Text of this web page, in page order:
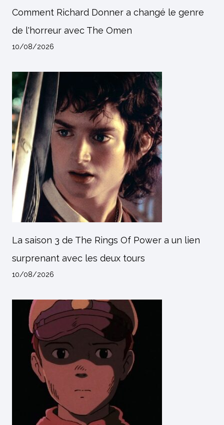
Comment Richard Donner a changé le genre
de l'horreur avec The Omen
10/08/2026
La saison 3 de The Rings Of Power a un lien
surprenant avec les deux tours
10/08/2026